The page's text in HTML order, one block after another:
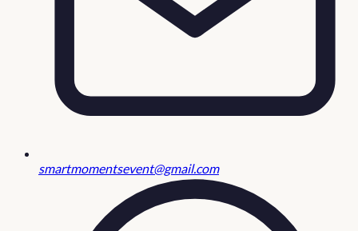
smartmomentsevent@gmail.com